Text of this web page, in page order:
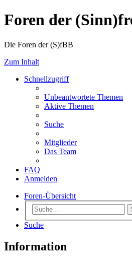
Foren der
Die Foren der (S)fBB
Zum Inhalt
Schnellzugriff
Unbeantwortete Themen
Aktive Themen
Suche
Mitglieder
Das Team
FAQ
Anmelden
Foren-Übersicht
Suche
Information